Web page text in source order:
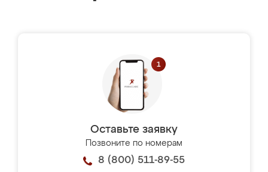
Оставьте заявку
Позвоните по номерам
8 (800) 511-89-55